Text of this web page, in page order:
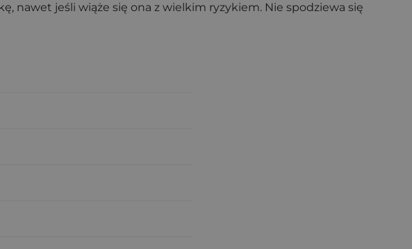
nawet jeśli wiąże się ona z wielkim ryzykiem. Nie spodziewa się